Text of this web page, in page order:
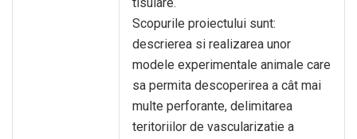
Scopurile proiectului sunt:
descrierea si realizarea unor
modele experimentale animale care
sa permita descoperirea a cât mai
multe perforante, delimitarea
teritoriilor de vascularizatie a